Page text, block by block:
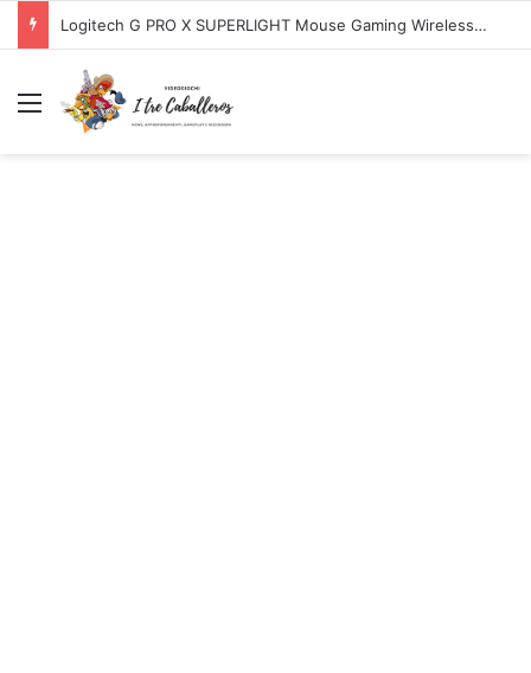
Logitech G PRO X SUPERLIGHT Mouse Gaming Wireless + Logitech G PRO X Cuffia Gaming Cablata
Menu